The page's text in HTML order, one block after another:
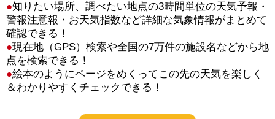
●知りたい場所、調べたい地点の3時間単位の天気予報・
警報注意報・お天気指数など詳細な気象情報がまとめて
確認できる！
●現在地（GPS）検索や全国の7万件の施設名などから地
点を検索できる！
●絵本のようにページをめくってこの先の天気を楽しく
＆わかりやすくチェックできる！